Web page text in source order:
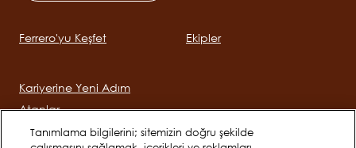
Main
Ferrero'yu Keşfet Ekipler
Kariyerine Yeni Adım
Atanlar
Tanımlama bilgilerini; sitemizin doğru şekilde